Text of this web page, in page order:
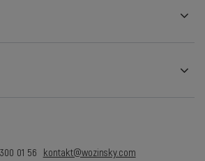
01 56 kontakt@wozinsky.com